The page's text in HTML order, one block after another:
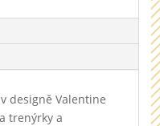
designě Valentine
trenýrky a